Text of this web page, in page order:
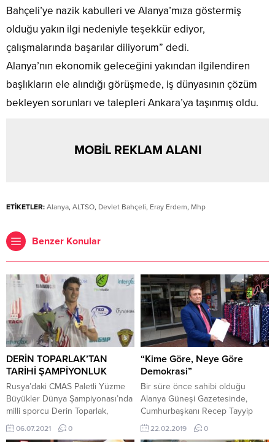
Bahçeli’ye nazik kabulleri ve Alanya’mıza göstermiş
olduğu yakın ilgi nedeniyle teşekkür ediyor,
çalışmalarında başarılar diliyorum” dedi.
Alanya’nın ekonomik geleceğini yakından ilgilendiren
başlıkların ele alındığı görüşmede, iş dünyasının çözüm
bekleyen sorunları ve talepleri Ankara’ya taşınmış oldu.
MOBİL REKLAM ALANI
ETİKETLER: Alanya, ALTSO, Devlet Bahçeli, Eray Erdem, Mhp
Benzer Konular
DERİN TOPARLAK’TAN
TARİHİ ŞAMPİYONLUK
Rusya’daki CMAS Paletli Yüzme
Büyükler Dünya Şampiyonası’nda
milli sporcu Derin Toparlak,
erkekler 1500 metre su üstünde
altın madalya kazanarak, büyükler
06.07.2021 0
“Kime Göre, Neye Göre
Demokrasi”
Bir süre önce sahibi olduğu
Alanya Güneşi Gazetesinde,
Cumhurbaşkanı Recep Tayyip
Erdoğan ile ilgili yayınlanan
karikatür ile ilgili hüküm giyen ve
22.02.2019 0